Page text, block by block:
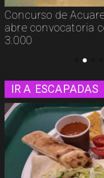
2026 De la calle
presenta
IR A ESCAPADAS